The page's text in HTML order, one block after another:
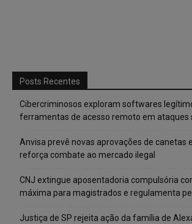
Posts Recentes
Cibercriminosos exploram softwares
ferramentas de acesso remoto em ataques
Anvisa prevê novas aprovações de canetas
reforça combate ao mercado ilegal
CNJ extingue aposentadoria compulsória
máxima para magistrados e regulamenta
Justiça de SP rejeita ação da família de